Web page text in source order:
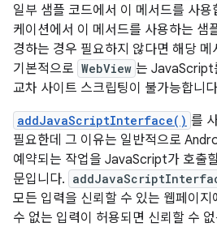
일부 샘플 코드에서 이 메서드를 사용
케이션에서 이 메서드를 사용하는 샘
경하는 경우 필요하지 않다면 해당
기본적으로 WebView 는 JavaScript
교차 사이트 스크립팅이 불가능합니
addJavaScriptInterface() 를
필요한데 그 이유는 일반적으로
예약되는 작업을 JavaScript가 호출
문입니다.
모든 입력을 신뢰할 수 있는 웹페이
수 없는 입력이 허용되면 신뢰할 수